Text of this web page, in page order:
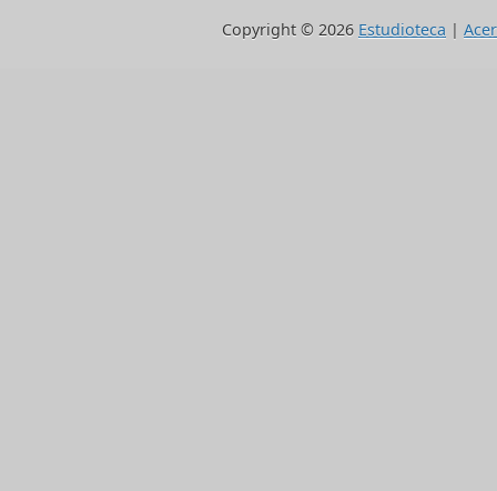
Copyright © 2026 Estudioteca |